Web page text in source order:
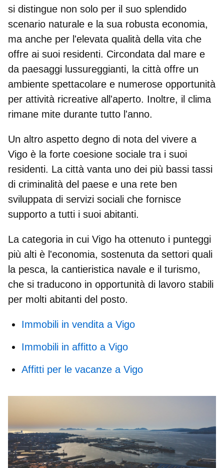
si distingue non solo per il suo splendido
scenario naturale e la sua robusta economia,
ma anche per l'elevata qualità della vita che
offre ai suoi residenti. Circondata dal mare e
da paesaggi lussureggianti, la città offre un
ambiente spettacolare e numerose opportunità
per attività ricreative all'aperto. Inoltre, il clima
rimane mite durante tutto l'anno.
Un altro aspetto degno di nota del vivere a
Vigo è la forte coesione sociale tra i suoi
residenti. La città vanta uno dei più bassi tassi
di criminalità del paese e una rete ben
sviluppata di servizi sociali che fornisce
supporto a tutti i suoi abitanti.
La categoria in cui Vigo ha ottenuto i punteggi
più alti è l'economia, sostenuta da settori quali
la pesca, la cantieristica navale e il turismo,
che si traducono in opportunità di lavoro stabili
per molti abitanti del posto.
Immobili in vendita a Vigo
Immobili in affitto a Vigo
Affitti per le vacanze a Vigo